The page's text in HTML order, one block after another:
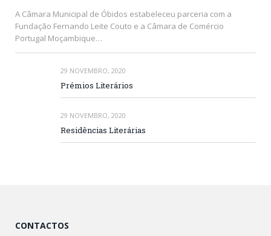
A Câmara Municipal de Óbidos estabeleceu parceria com a
Fundação Fernando Leite Couto e a Câmara de Comércio
Portugal Moçambique…
29 NOVEMBRO, 2020
Prémios Literários
29 NOVEMBRO, 2020
Residências Literárias
CONTACTOS